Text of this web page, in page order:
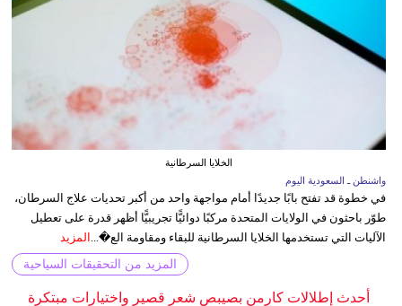
الخلايا السرطانية
واشنطن ـ السعودية اليوم
في خطوة قد تفتح بابًا جديدًا أمام مواجهة واحد من أكبر تحديات علاج السرطان،
طوّر باحثون في الولايات المتحدة مركبًا دوائيًّا تجريبيًّا أظهر قدرة على تعطيل
الآليات التي تستخدمها الخلايا السرطانية للبقاء ومقاومة الع�...
المزيد
المزيد من التحقيقات السياحية
أحدث إطلالات كارمن بصيبص شعر قصير واختيارات مبتكرة